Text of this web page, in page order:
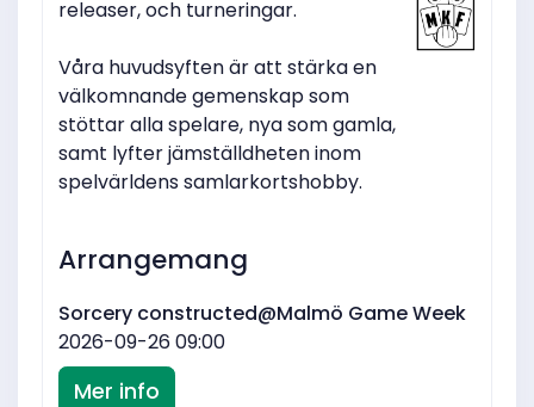
releaser, och turneringar.
Våra huvudsyften är att stärka en
välkomnande gemenskap som
stöttar alla spelare, nya som gamla,
samt lyfter jämställdheten inom
spelvärldens samlarkortshobby.
Arrangemang
Sorcery constructed@Malmö Game Week
2026-09-26 09:00
Mer info